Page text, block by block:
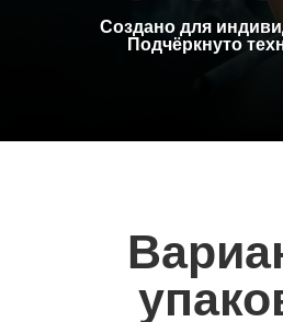
Создано для
Подчёркнуто